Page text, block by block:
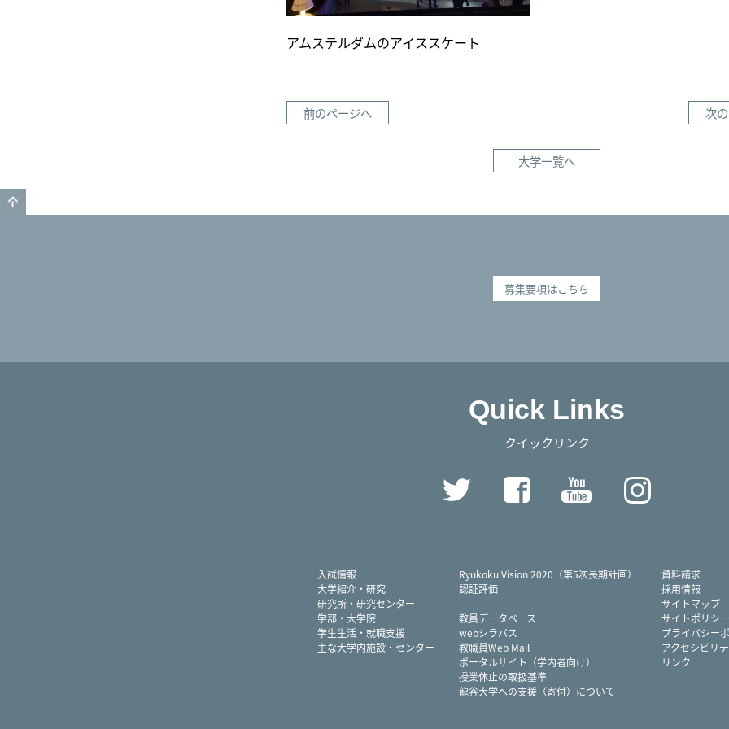
アムステルダムのアイススケート
前のページへ 次
大学一覧へ
募集要項はこちら
Quick Links
クイックリンク
Twitter FacebookYouTube
入試情報
大学紹介・研究
研究所・研究センター
学部・大学院
学生生活・就職支援
主な大学内施設・センター
Ryukoku Vision 2020（第5次長期計画）
認証評価
教員データベース
webシラバス
教職員Web Mail
ポータルサイト（学内者向け）
授業休止の取扱基準
龍谷大学への支援（寄付）について
資料請求
採用情報
サイトマップ
サイトポリシー
プライバシー
アクセシビリ
リンク